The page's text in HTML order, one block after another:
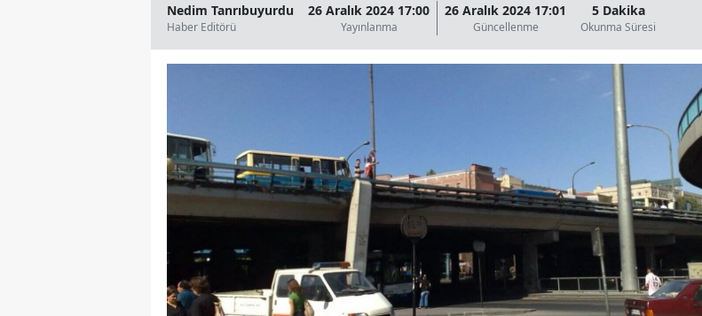
Nedim Tanrıbuyurdu
Haber Editörü
26 Aralık 2024 17:00
Yayınlanma
26 Aralık 2024 17:01
Güncellenme
5 Dakika
Okunma Süresi